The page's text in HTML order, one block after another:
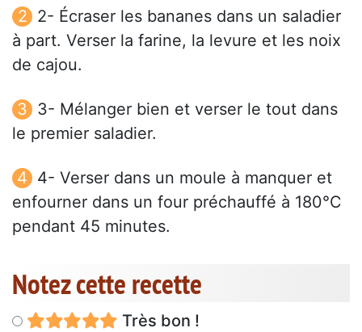
2- Écraser les bananes dans un saladier
à part. Verser la farine, la levure et les noix
de cajou.
3- Mélanger bien et verser le tout dans
le premier saladier.
4- Verser dans un moule à manquer et
enfourner dans un four préchauffé à 180°C
pendant 45 minutes.
Notez cette recette
Très bon !